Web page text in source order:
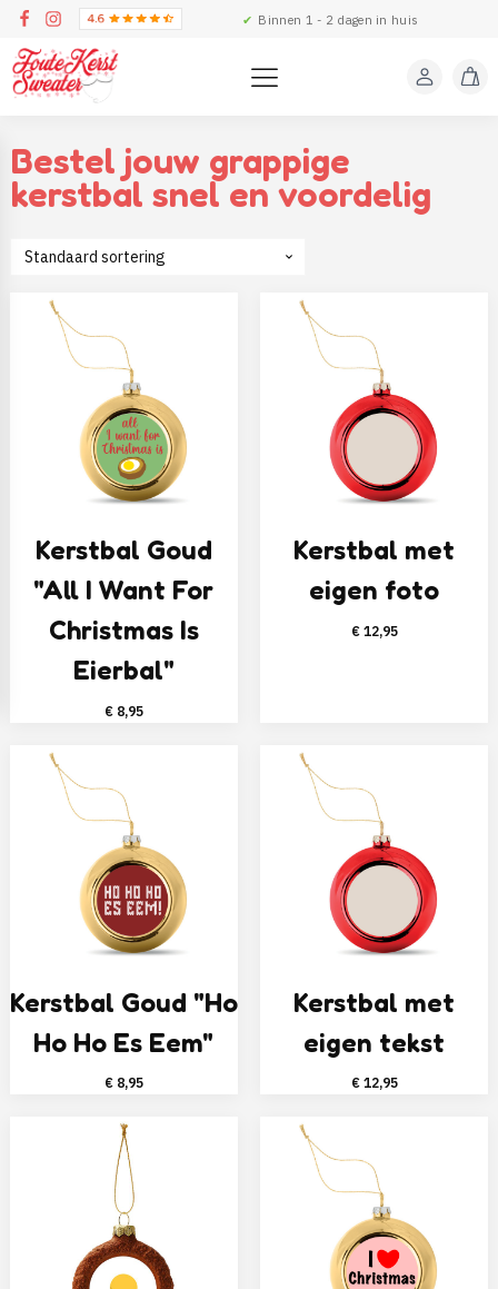
✔ Binnen 1 - 2 dagen in huis
Bestel jouw grappige
kerstbal snel en voordelig
Kerstbal Goud
"All I Want For
Christmas Is
Eierbal"
€8,95
Kerstbal met
eigen foto
€12,95
Kerstbal Goud "Ho
Ho Ho Es Eem"
€8,95
Kerstbal met
eigen tekst
€12,95